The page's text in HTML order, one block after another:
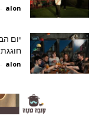
alon
-
יום
חוגגת
alon
-